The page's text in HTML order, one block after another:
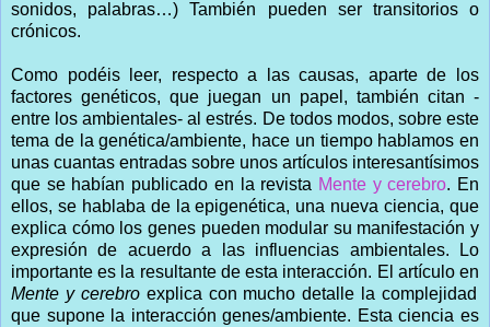
sonidos, palabras…) También pueden ser transitorios o
crónicos.
Como podéis leer, respecto a las causas, aparte de los
factores genéticos, que juegan un papel, también citan -
entre los ambientales- al estrés. De todos modos, sobre este
tema de la genética/ambiente, hace un tiempo hablamos en
unas cuantas entradas sobre unos artículos interesantísimos
que se habían publicado en la revista Mente y cerebro. En
ellos, se hablaba de la epigenética, una nueva ciencia, que
explica cómo los genes pueden modular su manifestación y
expresión de acuerdo a las influencias ambientales. Lo
importante es la resultante de esta interacción. El artículo en
Mente y cerebroexplica con mucho detalle la complejidad
que supone la interacción genes/ambiente. Esta ciencia es